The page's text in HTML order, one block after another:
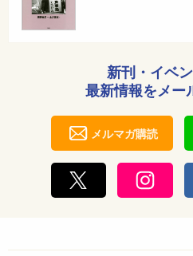
新刊・イベン
最新情報をメー
メルマガ購読